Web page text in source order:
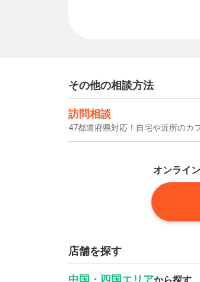
その他の相談方法
訪問相談
47都道府県対応！自宅や近所のカ
オンライ
店舗を探す
中国・四国エリア